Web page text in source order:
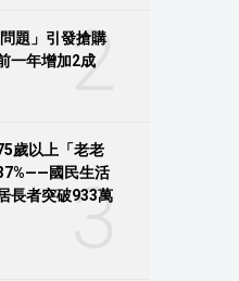
2
題」引發搶購
一年增加2成
3
歲以上「老老
國民生活
長者突破933萬